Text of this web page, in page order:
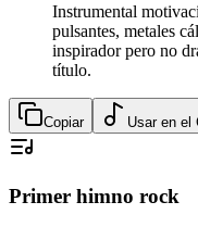
Instrumental
pulsantes, metales
inspirador pero no
título.
Copiar Usar en el
Primer himno rock